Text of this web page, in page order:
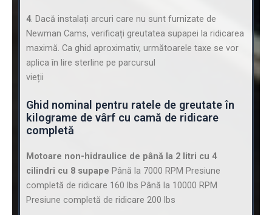
4. Dacă instalați arcuri care nu sunt furnizate de
Newman Cams, verificați greutatea supapei la ridicarea
maximă. Ca ghid aproximativ, următoarele taxe se vor
aplica în lire sterline pe parcursul
vieții
Ghid nominal pentru ratele de greutate în
kilograme de vârf cu camă de ridicare
completă
Motoare non-hidraulice de până la 2 litri cu 4
cilindri cu 8 supape Până la 7000 RPM Presiune
completă de ridicare 160 lbs Până la 10000 RPM
Presiune completă de ridicare 200 lbs